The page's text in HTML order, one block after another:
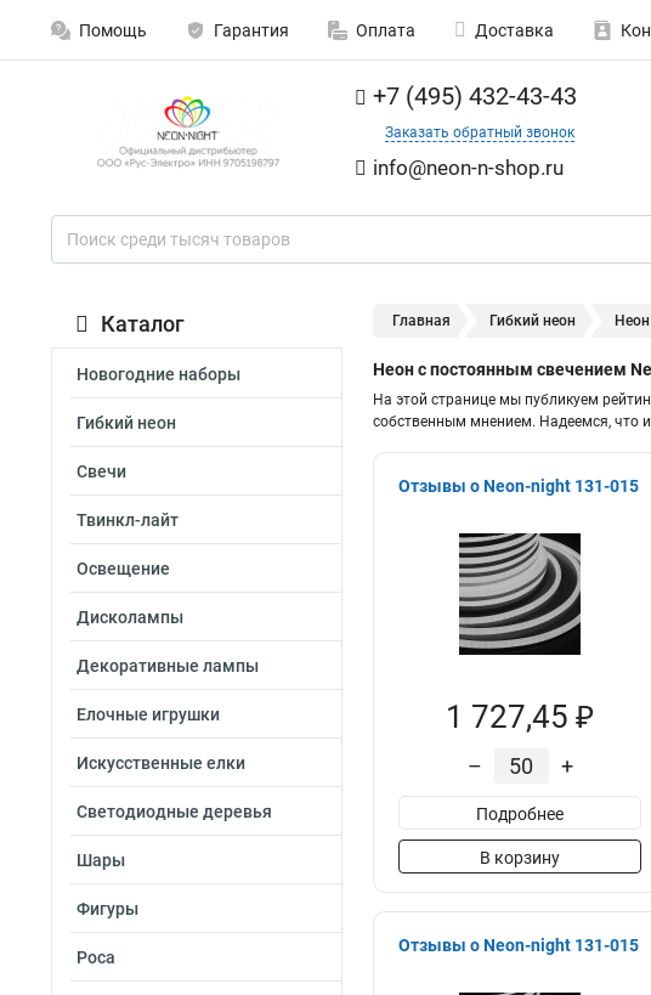
Помощь Гарантия Оплата Доставка
+7 (495) 432-43-43
Заказать обратный звонок
info@neon-n-shop.ru
Каталог
Новогодние наборы
Гибкий неон
Свечи
Твинкл-лайт
Освещение
Дисколампы
Декоративные лампы
Елочные игрушки
Искусственные елки
Светодиодные деревья
Шары
Фигуры
Роса
Главная Гибкий неон
Неон с постоянным свечением
На этой странице мы публикуем
собственным мнением. Надеемся, что
Отзывы о Neon-night 131-015
1 727,45 ₽
– +
Подробнее
В корзину
Отзывы о Neon-night 131-015